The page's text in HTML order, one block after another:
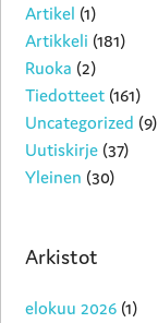
Artikel (1)
Artikkeli (181)
Ruoka (2)
Tiedotteet (161)
Uncategorized (9)
Uutiskirje (37)
Yleinen (30)
Arkistot
elokuu 2026 (1)